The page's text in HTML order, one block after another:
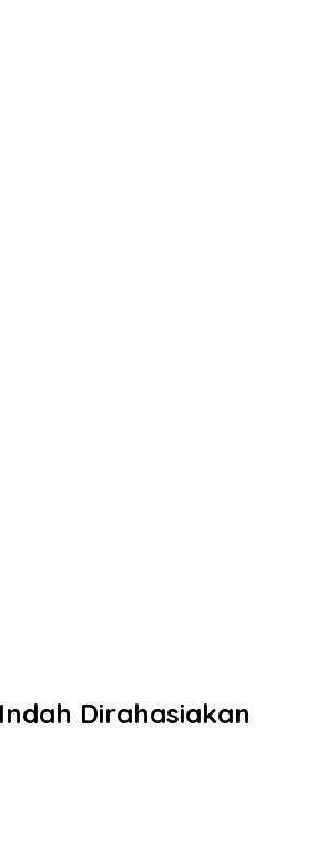
Dirahasiakan